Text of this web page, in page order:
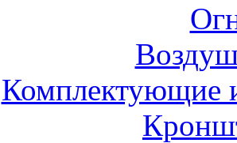
Комплектующие